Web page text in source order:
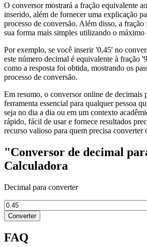
O conversor mostrará a fração equivalente
inserido, além de fornecer uma explicação
processo de conversão. Além disso, a
sua forma mais simples utilizando o
Por exemplo, se você inserir '0,45' no
este número decimal é equivalente à fração
como a resposta foi obtida, mostrando os
processo de conversão.
Em resumo, o conversor online de decimais
ferramenta essencial para qualquer pessoa
seja no dia a dia ou em um contexto
rápido, fácil de usar e fornece resultados
recurso valioso para quem precisa converter
"Conversor de decimal
Calculadora
Decimal para converter
Converter
FAQ